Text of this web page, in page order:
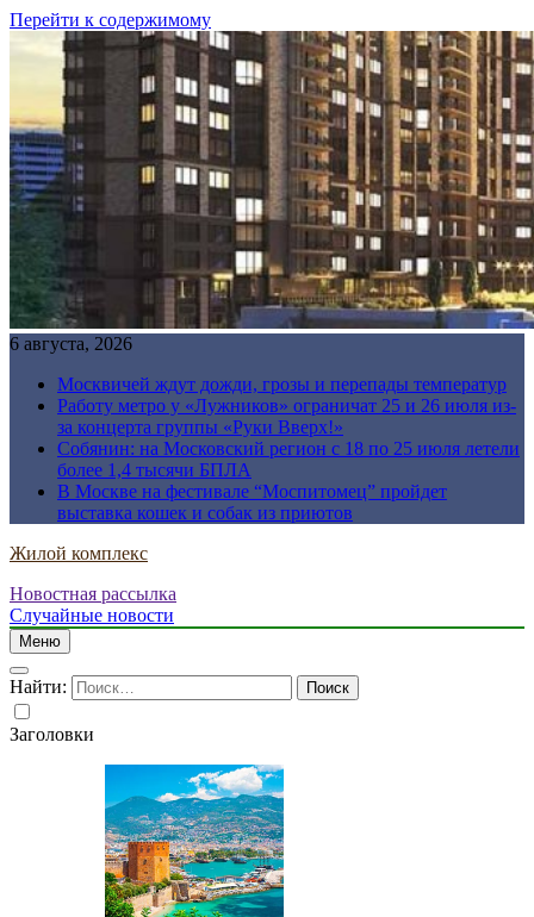
Перейти к содержимому
6 августа, 2026
Москвичей ждут дожди, грозы и перепады температур
Работу метро у «Лужников» ограничат 25 и 26 июля из-
за концерта группы «Руки Вверх!»
Собянин: на Московский регион с 18 по 25 июля летели
более 1,4 тысячи БПЛА
В Москве на фестивале “Моспитомец” пройдет
выставка кошек и собак из приютов
Жилой комплекс
Новостная рассылка
Случайные новости
Меню
Найти:
Заголовки